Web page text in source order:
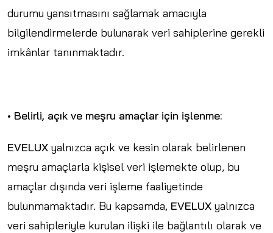
durumu yansıtmasını sağlamak amacıyla
bilgilendirmelerde bulunarak veri sahiplerine gerekli
imkânlar tanınmaktadır.
• Belirli, açık ve meşru amaçlar için işlenme:
EVELUX yalnızca açık ve kesin olarak belirlenen
meşru amaçlarla kişisel veri işlemekte olup, bu
amaçlar dışında veri işleme faaliyetinde
bulunmamaktadır. Bu kapsamda, EVELUX yalnızca
veri sahipleriyle kurulan ilişki ile bağlantılı olarak ve